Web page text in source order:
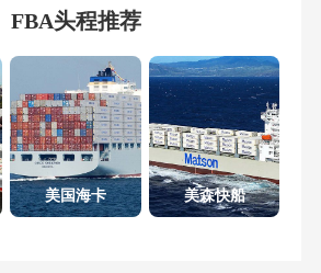
FBA头程推荐
美国海卡 美森快船